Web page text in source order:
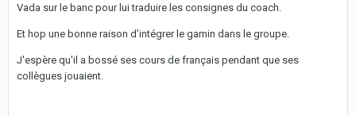
Vada sur le banc pour lui traduire les consignes du coach.
Et hop une bonne raison d'intégrer le gamin dans le groupe.
J'espère qu'il a bossé ses cours de français pendant que ses
collègues jouaient.